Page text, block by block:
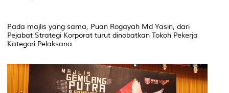
Pada majlis yang sama, Puan Rogayah Md Yasin, dari
Pejabat Strategi Korporat turut dinobatkan Tokoh Pekerja
Kategori Pelaksana